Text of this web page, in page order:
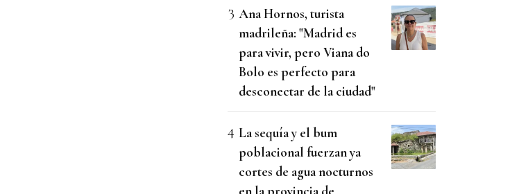
Ana Hornos, turista
madrileña: "Madrid es
para vivir, pero Viana do
Bolo es perfecto para
desconectar de la ciudad"
La sequía y el bum
poblacional fuerzan ya
cortes de agua nocturnos